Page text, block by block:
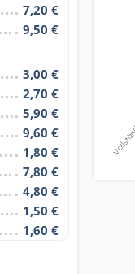
7,20 €
9,50 €
3,00 €
2,70 €
5,90 €
9,60 €
1,80 €
7,80 €
4,80 €
1,50 €
1,60 €